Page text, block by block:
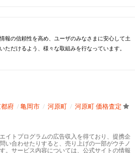
報の信頼性を高め、ユーザのみなさまに安心して土
ただけるよう、様々な取組みを行なっています。
府 亀岡市 河原町 河原町 価格査定
イトプログラムの広告収入を得ており、提携企
い合わせたりすると、売り上げの一部がウチノ
。サービス内容については、公式サイトの情報